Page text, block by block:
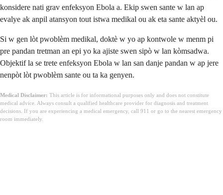
konsidere nati grav enfeksyon Ebola a. Ekip swen sante w lan ap
evalye ak anpil atansyon tout istwa medikal ou ak eta sante aktyèl ou.
Si w gen lòt pwoblèm medikal, doktè w yo ap kontwole w menm pi
pre pandan tretman an epi yo ka ajiste swen sipò w lan kòmsadwa.
Objektif la se trete enfeksyon Ebola w lan san danje pandan w ap jere
nenpòt lòt pwoblèm sante ou ta ka genyen.
Medical Disclaimer: This article is for informational purposes only and does not constitute
medical advice. Always consult a qualified healthcare provider for diagnosis and treatment
decisions. If you are experiencing a medical emergency, call 911 or go to the nearest emergency
room immediately.